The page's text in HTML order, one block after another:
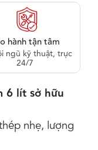
hành tận tâm
ngũ kỹ thuật, trực
24/7
6 lít sở hữu
nhẹ, lượng